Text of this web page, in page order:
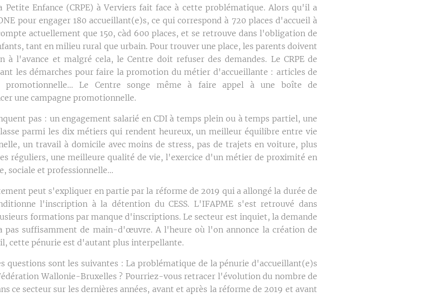
Petite Enfance (CRPE) à Verviers fait face à cette problématique. Alors qu'il a
pour engager 180 accueillant(e)s, ce qui correspond à 720 places d'accueil à
actuellement que 150, càd 600 places, et se retrouve dans l'obligation de
tant en milieu rural que urbain. Pour trouver une place, les parents doivent
à l'avance et malgré cela, le Centre doit refuser des demandes. Le CRPE de
les démarches pour faire la promotion du métier d'accueillante : articles de
promotionnelle... Le Centre songe même à faire appel à une boîte de
une campagne promotionnelle.
pas : un engagement salarié en CDI à temps plein ou à temps partiel, une
parmi les dix métiers qui rendent heureux, un meilleur équilibre entre vie
un travail à domicile avec moins de stress, pas de trajets en voiture, plus
réguliers, une meilleure qualité de vie, l'exercice d'un métier de proximité en
sociale et professionnelle...
peut s'expliquer en partie par la réforme de 2019 qui a allongé la durée de
l'inscription à la détention du CESS. L'IFAPME s'est retrouvé dans
formations par manque d'inscriptions. Le secteur est inquiet, la demande
pas suffisamment de main-d'œuvre. A l'heure où l'on annonce la création de
cette pénurie est d'autant plus interpellante.
questions sont les suivantes : La problématique de la pénurie d'accueillant(e)s
Wallonie-Bruxelles ? Pourriez-vous retracer l'évolution du nombre de
ce secteur sur les dernières années, avant et après la réforme de 2019 et avant